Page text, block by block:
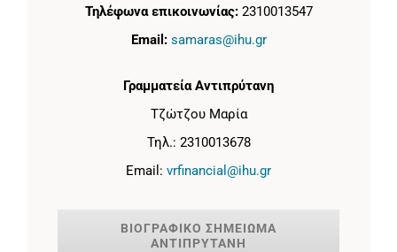
Τηλέφωνα επικοινωνίας:2310013547
Email: samaras@ihu.gr
Γραμματεία Αντιπρύτανη
Τζώτζου Μαρία
Τηλ.: 2310013678
Email: vrfinancial@ihu.gr
ΒΙΟΓΡΑΦΙΚΟ ΣΗΜΕΙΩΜΑ
ΑΝΤΙΠΡΥΤΑΝΗ